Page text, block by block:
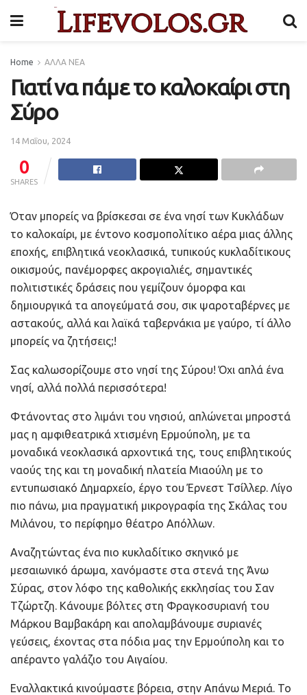
Home ΑΛΛΑ ΝΕΑ
Γιατί να πάμε το καλοκαίρι στη
Σύρο
14 Μαΐου, 2024
0
SHARES
Όταν μπορείς να βρίσκεσαι σε ένα νησί των Κυκλάδων
το καλοκαίρι, με έντονο κοσμοπολίτικο αέρα μιας άλλης
εποχής, επιβλητικά νεοκλασικά, τυπικούς κυκλαδίτικους
οικισμούς, πανέμορφες ακρογιαλιές, σημαντικές
πολιτιστικές δράσεις που γεμίζουν όμορφα και
δημιουργικά τα απογεύματά σου, σικ ψαροταβέρνες με
αστακούς, αλλά και λαϊκά ταβερνάκια με γαύρο, τί άλλο
μπορείς να ζητήσεις;!
Σας καλωσορίζουμε στο νησί της Σύρου! Όχι απλά ένα
νησί, αλλά πολλά περισσότερα!
Φτάνοντας στο λιμάνι του νησιού, απλώνεται μπροστά
μας η αμφιθεατρικά χτισμένη Ερμούπολη, με τα
μοναδικά νεοκλασικά αρχοντικά της, τους επιβλητικούς
ναούς της και τη μοναδική πλατεία Μιαούλη με το
εντυπωσιακό Δημαρχείο, έργο του Έρνεστ Τσίλλερ. Λίγο
πιο πάνω, μια πραγματική μικρογραφία της Σκάλας του
Μιλάνου, το περίφημο θέατρο Απόλλων.
Αναζητώντας ένα πιο κυκλαδίτικο σκηνικό με
μεσαιωνικό άρωμα, χανόμαστε στα στενά της Άνω
Σύρας, στον λόφο της καθολικής εκκλησίας του Σαν
Τζώρτζη. Κάνουμε βόλτες στη Φραγκοσυριανή του
Μάρκου Βαμβακάρη και απολαμβάνουμε συριανές
γεύσεις, έχοντας στα πόδια μας την Ερμούπολη και το
απέραντο γαλάζιο του Αιγαίου.
Εναλλακτικά κινούμαστε βόρεια, στην Απάνω Μεριά. Το